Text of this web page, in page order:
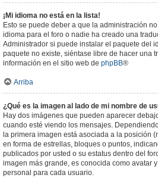
¡Mi idioma no está en la lista!
Esto se puede deber a que la administración
idioma para el foro o nadie ha creado una
Administrador si puede instalar el paquete del
paquete no existe, siéntase libre de hacer una
información en el sitio web de phpBB®
Arriba
¿Qué es la imagen al lado de mi nombre de
Hay dos imágenes que pueden aparecer
cuando esté viendo los mensajes.
la primera imagen está asociada a la posición
en forma de estrellas, bloques o puntos,
publicados por usted o su estatus dentro del
imagen más grande, es conocida como avatar
personal para cada usuario.